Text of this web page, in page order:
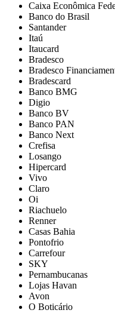
Caixa Econômica
Banco do Brasil
Santander
Itaú
Itaucard
Bradesco
Bradesco
Bradescard
Banco BMG
Digio
Banco BV
Banco PAN
Banco Next
Crefisa
Losango
Hipercard
Vivo
Claro
Oi
Riachuelo
Renner
Casas Bahia
Pontofrio
Carrefour
SKY
Pernambucanas
Lojas Havan
Avon
O Boticário